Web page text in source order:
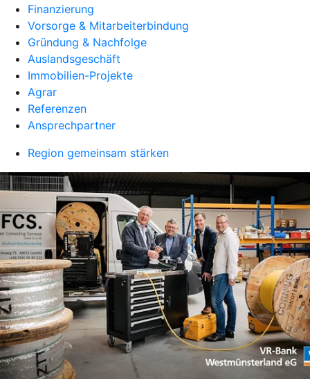
Finanzierung
Vorsorge & Mitarbeiterbindung
Gründung & Nachfolge
Auslandsgeschäft
Immobilien-Projekte
Agrar
Referenzen
Ansprechpartner
Region gemeinsam stärken